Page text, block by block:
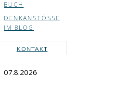
BUCH
DENKANSTÖSSE
IM BLOG
KONTAKT
07.8.2026